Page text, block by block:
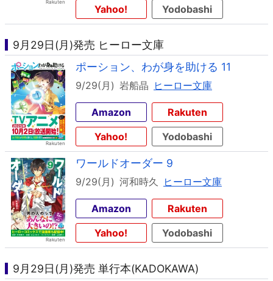
Yahoo! Yodobashi
9月29日(月)発売 ヒーロー文庫
ポーション、わが身を助ける 11
9/29(月) 岩船晶 ヒーロー文庫
Amazon
Rakuten
Yahoo!
Yodobashi
ワールドオーダー 9
9/29(月) 河和時久 ヒーロー文庫
Amazon
Rakuten
Yahoo!
Yodobashi
9月29日(月)発売 単行本(KADOKAWA)